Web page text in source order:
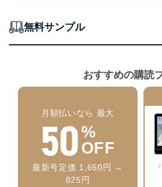
ーザーアカウント制御）によ
者を識別・認証しています。
外部からの不正アクセス等の防止
個人データを取り扱う機器等
システムを最新の状態に保
個人データを取り扱う機器
ソフトウェア等を導入し、自
により、これを最新状態とし
情報システムの使用に伴う漏洩等
送信する場合に、当該ファイ
設定しています。
無料サンプル
おすすめの購読
月額払いなら 最大
50%
OFF
最新号定価 1,650円 →
825円